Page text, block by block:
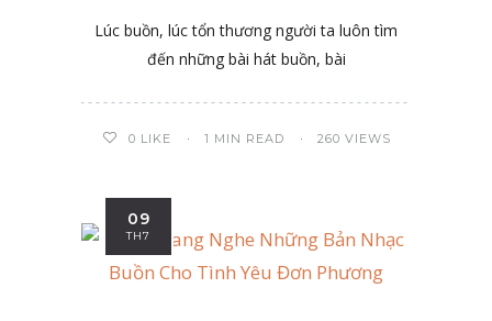
Lúc buồn, lúc tổn thương người ta luôn tìm
đến những bài hát buồn, bài
0 LIKE 1 MIN READ 260 VIEWS
09
TH7